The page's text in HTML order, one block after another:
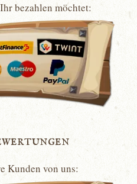
bezahlen möchtet:
Kunden von uns: